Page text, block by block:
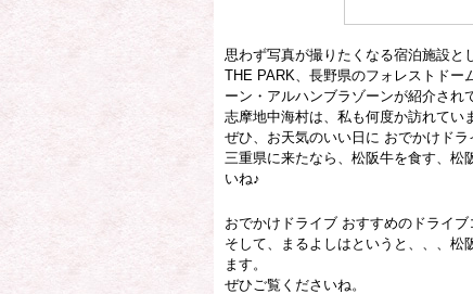
思わず写真が撮りたくなる宿泊施設と
THE PARK、長野県のフォレストドー
ーン・アルハンブラゾーンが紹介され
志摩地中海村は、私も何度か訪れてい
ぜひ、お天気のいい日に おでかけドラ
三重県に来たなら、松阪牛を食す、松
いね♪
おでかけドライブ おすすめのドライブ
そして、まるよしはというと、、、松
ます。
ぜひご覧くださいね。